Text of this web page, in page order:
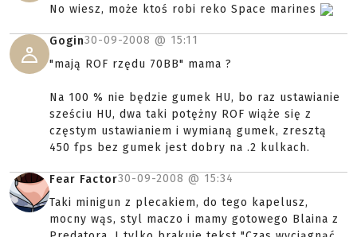
No wiesz, może ktoś robi reko Space marines
Gogin30-09-2008 @ 15:11
"mają ROF rzędu 70BB" mama ?
Na 100 % nie będzie gumek HU, bo raz ustawianie
sześciu HU, dwa taki potężny ROF wiąże się z
częstym ustawianiem i wymianą gumek, zresztą
450 fps bez gumek jest dobry na .2 kulkach.
Fear Factor30-09-2008 @ 15:34
Taki minigun z plecakiem, do tego kapelusz,
mocny wąs, styl maczo i mamy gotowego Blaina z